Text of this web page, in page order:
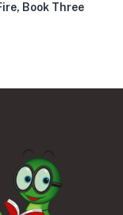
Book Three